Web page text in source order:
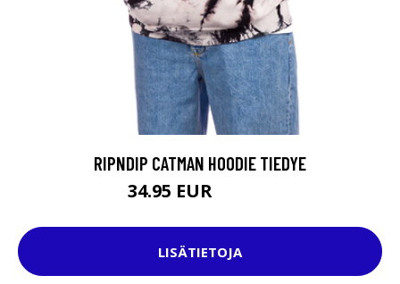
RIPNDIP CATMAN HOODIE TIEDYE
34.95 EUR
LISÄTIETOJA